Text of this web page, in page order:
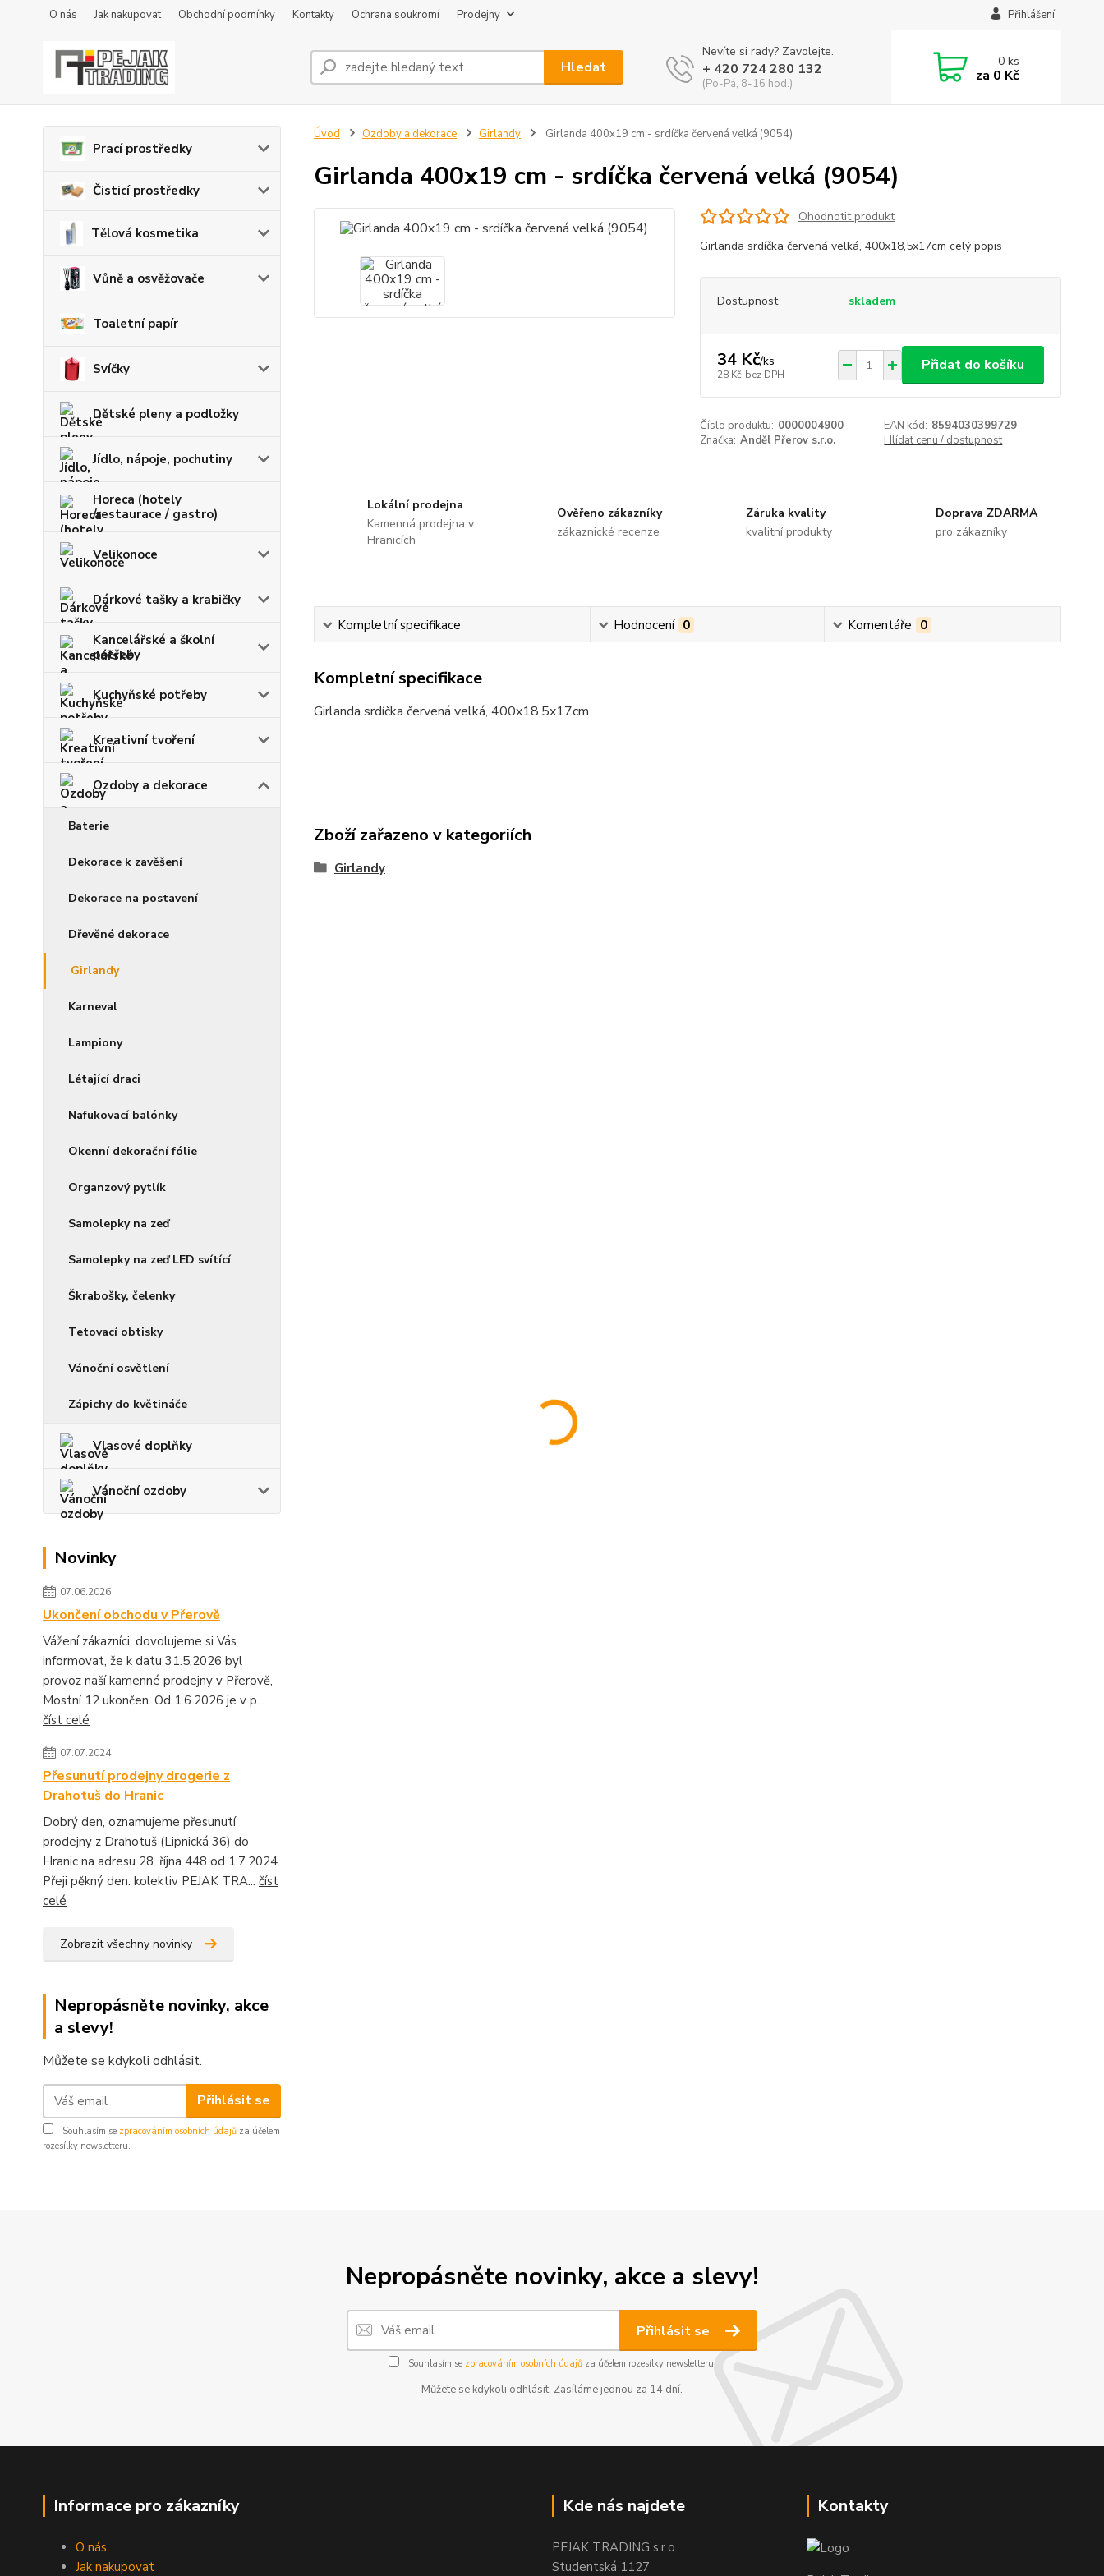
O nás Jak nakupovat Obchodní podmínky Kontakty Ochrana soukromí Prodejny Přihlášení
Hledat
Nevíte si rady? Zavolejte.
+ 420 724 280 132
(Po-Pá, 8-16 hod.)
0ks
za 0 Kč
Prací prostředky
Čisticí prostředky
Tělová kosmetika
Vůně a osvěžovače
Toaletní papír
Svíčky
Dětské pleny a podložky
Jídlo, nápoje, pochutiny
Horeca (hotely
/restaurace / gastro)
Velikonoce
Dárkové tašky a krabičky
Kancelářské a školní
potřeby
Kuchyňské potřeby
Kreativní tvoření
Ozdoby a dekorace
Baterie
Dekorace k zavěšení
Dekorace na postavení
Dřevěné dekorace
Girlandy
Karneval
Lampiony
Létající draci
Nafukovací balónky
Okenní dekorační fólie
Organzový pytlík
Samolepky na zeď
Samolepky na zeď LED svítící
Škrabošky, čelenky
Tetovací obtisky
Vánoční osvětlení
Zápichy do květináče
Vlasové doplňky
Vánoční ozdoby
Novinky
07.06.2026
Ukončení obchodu v Přerově
Vážení zákazníci, dovolujeme si Vás
informovat, že k datu 31.5.2026 byl
provoz naší kamenné prodejny v Přerově,
Mostní 12 ukončen. Od 1.6.2026 je v p...
číst celé
07.07.2024
Přesunutí prodejny drogerie z
Drahotuš do Hranic
Dobrý den, oznamujeme přesunutí
prodejny z Drahotuš (Lipnická 36) do
Hranic na adresu 28. října 448 od 1.7.2024.
Přeji pěkný den. kolektiv PEJAK TRA... číst
celé
Zobrazit všechny novinky
Nepropásněte novinky, akce
a slevy!
Můžete se kdykoli odhlásit.
Přihlásit se
Souhlasím se zpracováním osobních údajů za účelem
rozesílky newsletteru.
Úvod Ozdoby a dekorace Girlandy Girlanda 400x19 cm - srdíčka červená velká (9054)
Girlanda 400x19 cm - srdíčka červená velká (9054)
Ohodnotit produkt
Girlanda srdíčka červená velká, 400x18,5x17cm celý popis
Dostupnost skladem
34 Kč/ks
28 Kč bez DPH
Přidat do košíku
Číslo produktu: 0000004900 EAN kód: 8594030399729
Značka: Anděl Přerov s.r.o. Hlídat cenu / dostupnost
Lokální prodejna
Kamenná prodejna v
Hranicích
Ověřeno zákazníky
zákaznické recenze
Záruka kvality
kvalitní produkty
Doprava ZDARMA
pro zákazníky
Kompletní specifikace Hodnocení 0 Komentáře 0
Kompletní specifikace
Girlanda srdíčka červená velká, 400x18,5x17cm
Zboží zařazeno v kategoriích
Girlandy
Nepropásněte novinky, akce a slevy!
Přihlásit se
Souhlasím se zpracováním osobních údajůza účelem rozesílky newsletteru.
Můžete se kdykoli odhlásit. Zasíláme jednou za 14 dní.
Informace pro zákazníky
O nás
Jak nakupovat
Kde nás najdete
PEJAK TRADING s.r.o.
Studentská 1127
Kontakty